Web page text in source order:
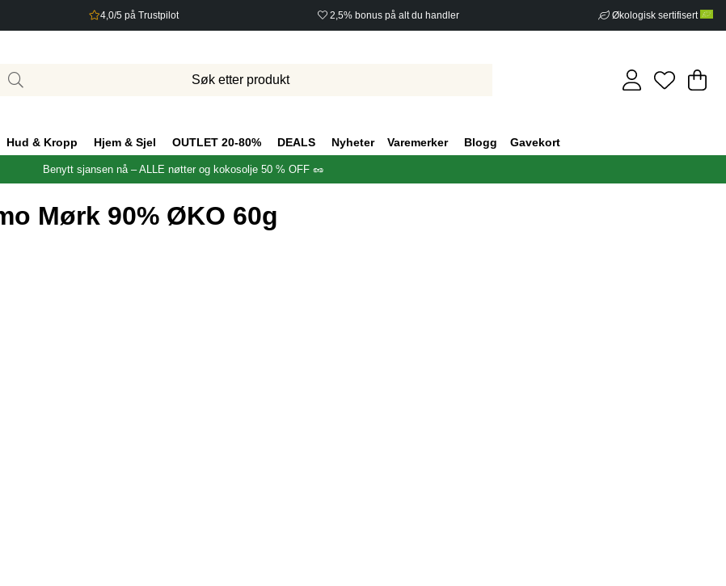
4,0/5 på Trustpilot 2,5% bonus på alt du handler Økologisk sertifisert
.
Hud & Kropp Hjem & Sjel OUTLET 20-80% DEALS Nyheter Varemerker Blogg Gavekort
Benytt sjansen nå – ALLE nøtter og kokosolje 50 % OFF 🥜
Mørk 90% ØKO 60g